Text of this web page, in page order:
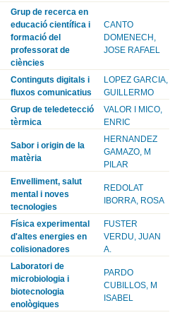
Grup de recerca en
educació científica i
formació del
professorat de
ciències
CANTO
DOMENECH,
JOSE RAFAEL
Continguts digitals i
fluxos comunicatius
LOPEZ GARCIA,
GUILLERMO
Grup de teledetecció
tèrmica
VALOR I MICO,
ENRIC
Sabor i origin de la
matèria
HERNANDEZ
GAMAZO, M
PILAR
Envelliment, salut
mental i noves
tecnologies
REDOLAT
IBORRA, ROSA
Física experimental
d'altes energies en
colisionadores
FUSTER
VERDU, JUAN
A.
Laboratori de
microbiologia i
biotecnologia
enològiques
PARDO
CUBILLOS, M
ISABEL